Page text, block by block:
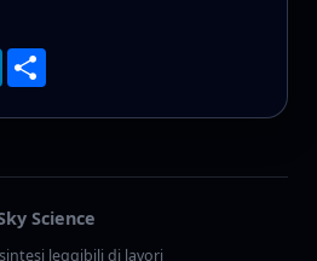
LinkedInCondividi
Science
leggibili di lavori